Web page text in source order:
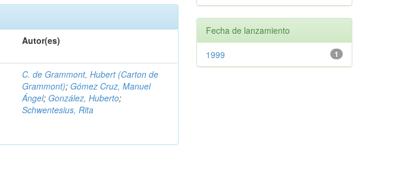
Autor(es)
C. de Grammont, Hubert (Carton de
Grammont); Gómez Cruz, Manuel
Ángel; González, Huberto;
Schwentesius, Rita
Fecha de lanzamiento
1
1999